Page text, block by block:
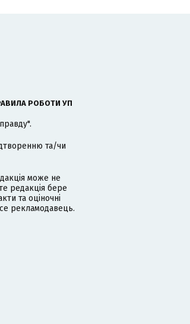
РОБОТИ УП
та/чи
може не
редакція бере
та оціночні
рекламодавець.